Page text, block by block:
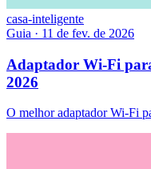
casa-inteligente
Guia · 11 de fev. de 2026
Adaptador Wi-Fi
2026
O melhor adaptador Wi-Fi